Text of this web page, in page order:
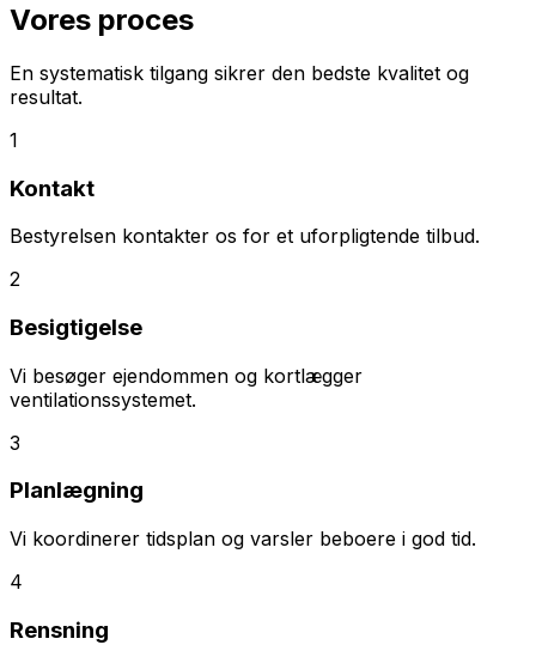
Vores proces
En systematisk tilgang sikrer den bedste kvalitet og
resultat.
1
Kontakt
Bestyrelsen kontakter os for et uforpligtende tilbud.
2
Besigtigelse
Vi besøger ejendommen og kortlægger
ventilationssystemet.
3
Planlægning
Vi koordinerer tidsplan og varsler beboere i god tid.
4
Rensning